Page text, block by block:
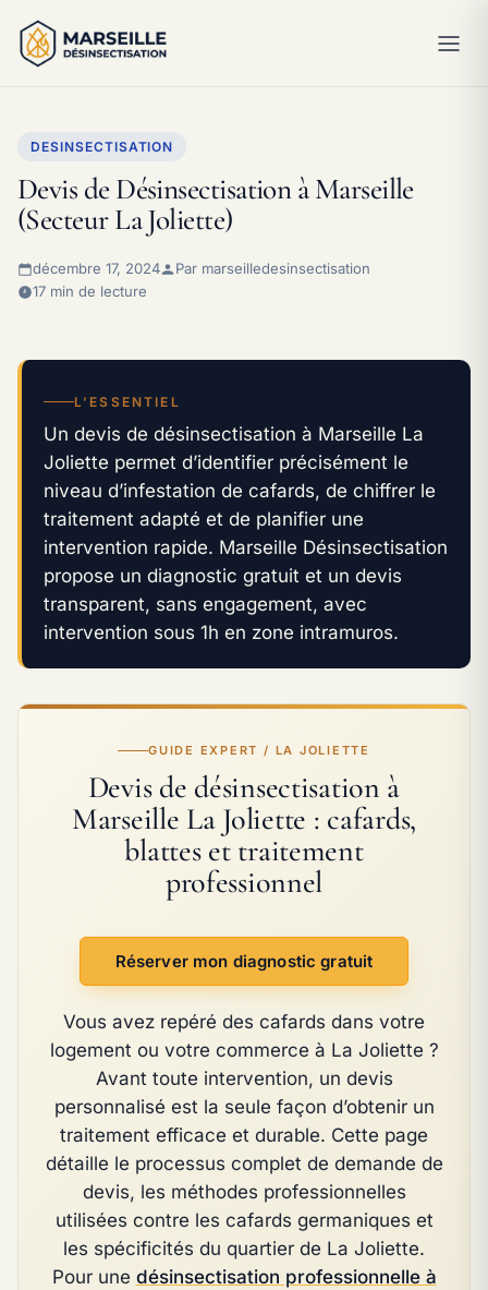
DESINSECTISATION
Devis de Désinsectisation à Marseille
(Secteur La Joliette)
décembre 17, 2024
Par marseilledesinsectisation
17 min de lecture
L’ESSENTIEL
Un devis de désinsectisation à Marseille La
Joliette permet d’identifier précisément le
niveau d’infestation de cafards, de chiffrer le
traitement adapté et de planifier une
intervention rapide. Marseille Désinsectisation
propose un diagnostic gratuit et un devis
transparent, sans engagement, avec
intervention sous 1h en zone intramuros.
GUIDE EXPERT / LA JOLIETTE
Devis de désinsectisation à
Marseille La Joliette : cafards,
blattes et traitement
professionnel
Réserver mon diagnostic gratuit
Vous avez repéré des cafards dans votre
logement ou votre commerce à La Joliette ?
Avant toute intervention, un devis
personnalisé est la seule façon d’obtenir un
traitement efficace et durable. Cette page
détaille le processus complet de demande de
devis, les méthodes professionnelles
utilisées contre les cafards germaniques et
les spécificités du quartier de La Joliette.
Pour une désinsectisation professionnelle à